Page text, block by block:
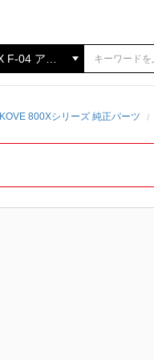
KOVE 800Xシリーズ 純正パーツ